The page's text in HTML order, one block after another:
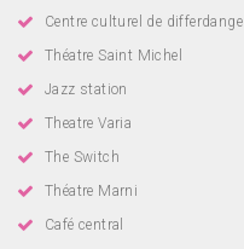
Centre culturel de differdange
Théatre Saint Michel
Jazz station
Theatre Varia
The Switch
Théatre Marni
Café central